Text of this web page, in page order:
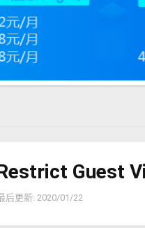
Guest
后更新: 2020/01/22